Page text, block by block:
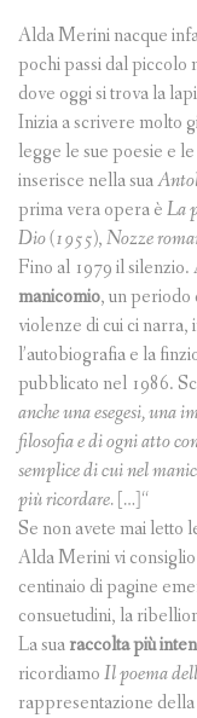
Alda Merini nacque
pochi passi dal piccolo
dove oggi si trova la
Inizia a scrivere molto
legge le sue poesie e le
inserisce nella sua
prima vera opera èLa
Dio (1955),Nozze
Fino al 1979 il
manicomio, un periodo
violenze di cui ci narra,
l’autobiografia e la
pubblicato nel 1986.
anche una esegesi, una
filosofia e di ogni atto
semplice di cui nel
più ricordare. […]“
Se non avete mai letto
Alda Merini vi
centinaio di pagine
consuetudini, la
La suaraccolta più
ricordiamoIl poema
rappresentazione